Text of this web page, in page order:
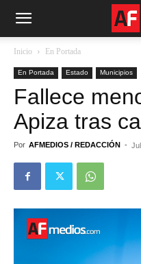
Inicio En Portada
En Portada Estado Municipios
Fallece
Apiza tras
Por AFMEDIOS / REDACCIÓN -